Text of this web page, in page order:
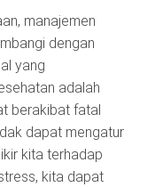
manajemen
dengan
yang
adalah
berakibat fatal
dapat mengatur
kita terhadap
kita dapat